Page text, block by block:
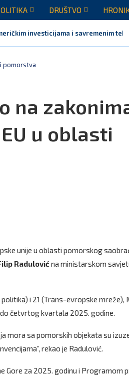
DRUŠTVO
investicijama i savremenim
pomorstva
na
u oblasti
unije u oblasti pomorskog
Radulović na ministarskom
i 21 (Trans-evropske
četvrtog kvartala 2025. godine.
mora sa pomorskih objekata su
rekao je Radulović.
Gore za 2025. godinu i Programom